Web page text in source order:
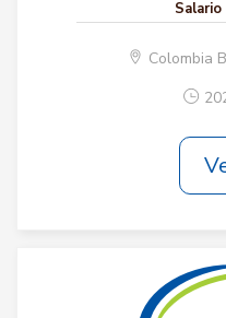
Salario
Colombia